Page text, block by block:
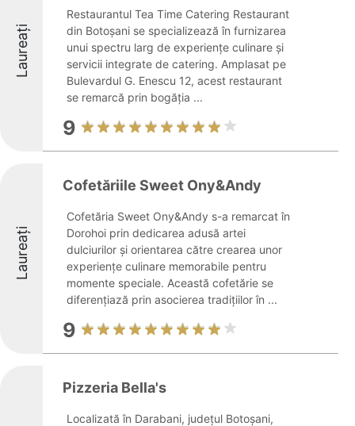
Laureați
Restaurantul Tea Time Catering Restaurant
din Botoșani se specializează în furnizarea
unui spectru larg de experiențe culinare și
servicii integrate de catering. Amplasat pe
Bulevardul G. Enescu 12, acest restaurant
se remarcă prin bogăția ...
9
Laureați
Cofetăriile Sweet Ony&Andy
Cofetăria Sweet Ony&Andy s-a remarcat în
Dorohoi prin dedicarea adusă artei
dulciurilor și orientarea către crearea unor
experiențe culinare memorabile pentru
momente speciale. Această cofetărie se
diferențiază prin asocierea tradițiilor în ...
9
Pizzeria Bella's
Localizată în Darabani, județul Botoșani,